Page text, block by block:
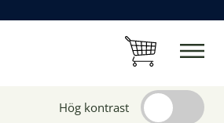
Hög kontrast